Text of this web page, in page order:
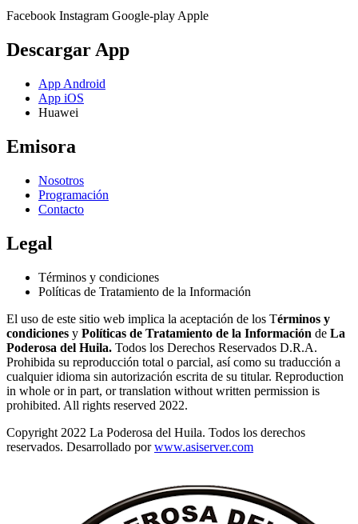
Facebook Instagram Google-play Apple
Descargar App
App Android
App iOS
Huawei
Emisora
Nosotros
Programación
Contacto
Legal
Términos y condiciones
Políticas de Tratamiento de la Información
El uso de este sitio web implica la aceptación de los Términos y
condiciones y Políticas de Tratamiento de la Información de La
Poderosa del Huila. Todos los Derechos Reservados D.R.A.
Prohibida su reproducción total o parcial, así como su traducción a
cualquier idioma sin autorización escrita de su titular. Reproduction
in whole or in part, or translation without written permission is
prohibited. All rights reserved 2022.
Copyright 2022 La Poderosa del Huila. Todos los derechos
reservados. Desarrollado porwww.asiserver.com